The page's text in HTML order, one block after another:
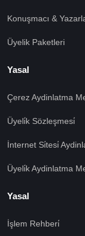
Konuşmacı &
Üyelik Paketleri
Yasal
Çerez Aydinlatma
Üyeli̇k Sözleşmesi̇
İnternet Si̇tesi̇
Üyeli̇k Aydinlatma
Yasal
İşlem Rehberi̇